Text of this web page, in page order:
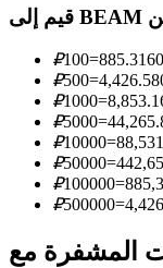
المتداولين
كن متداول نسخ
₽100=
₽500=
₽1000=
₽5000=
₽10000=
₽50000=
₽100000=
₽500000=